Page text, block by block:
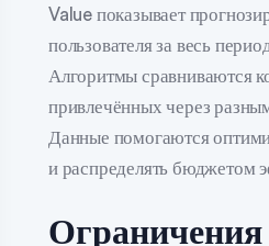
Value показывает
пользователя за весь
Алгоритмы сравниваются
привлечённых через
Данные помогаются
и распределять бюджетом
Ограничения